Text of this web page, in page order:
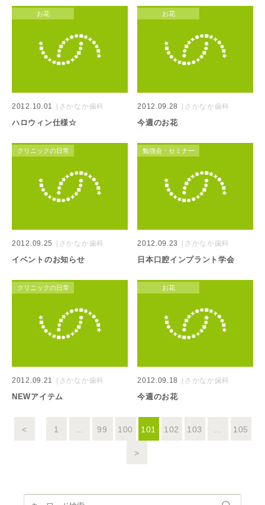
お花
2012.10.01 さかなか歯科
ハロウィン仕様☆
お花
2012.09.28 さかなか歯科
今週のお花
クリニックの日常
2012.09.25 さかなか歯科
イベントのお知らせ
勉強会・セミナー
2012.09.23 さかなか歯科
日本口腔インプラント学会
クリニックの日常
2012.09.21 さかなか歯科
NEWアイテム
お花
2012.09.18 さかなか歯科
今週のお花
< 1 99 100 101 102 103 105
>